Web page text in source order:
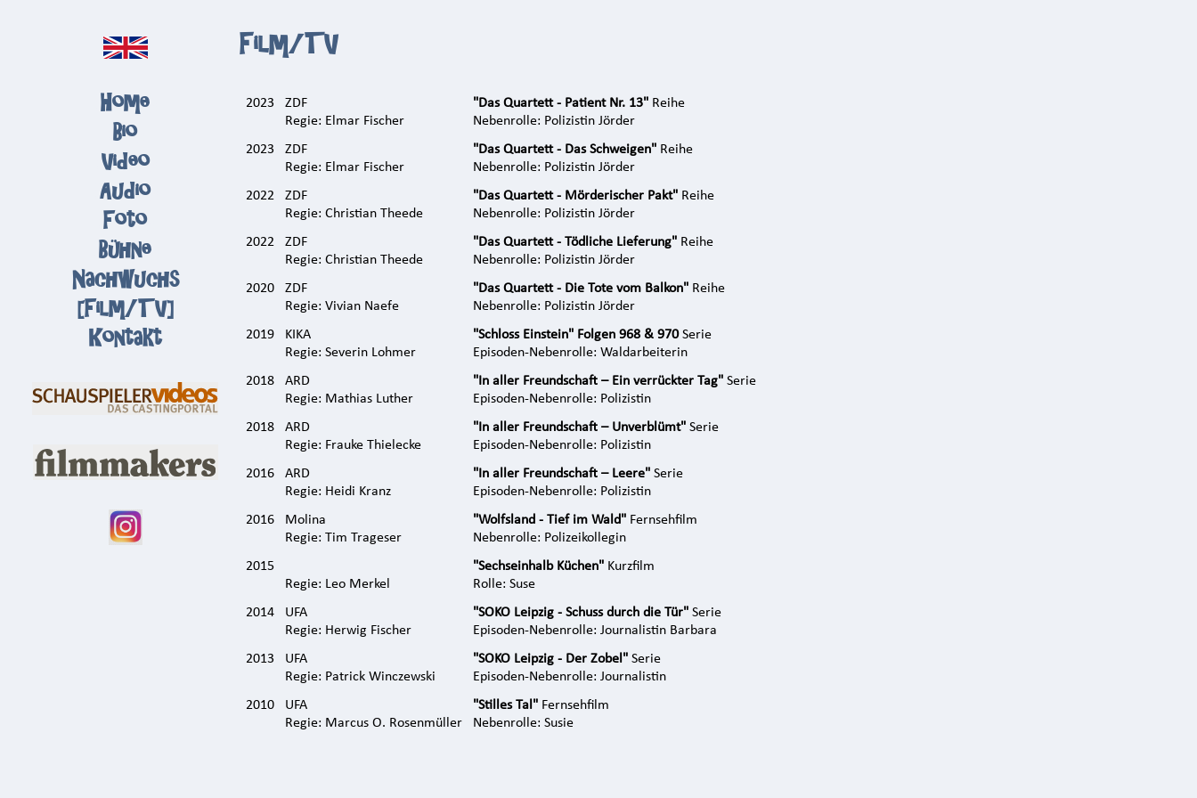
[Home
[Bio]
Video]
[Audio]
[Foto]
[Bühne
Nachwuchs]
[Film/TV]
Kontakt]
Film/TV
2023
ZDF
Regie: Elmar Fischer
"Das Quartett - Patient Nr. 13"Reihe
Nebenrolle: Polizistin Jörder
2023
ZDF
Regie: Elmar Fischer
"Das Quartett - Das Schweigen"Reihe
Nebenrolle: Polizistin Jörder
2022
ZDF
Regie: Christian Theede
"Das Quartett - Mörderischer Pakt"Reihe
Nebenrolle: Polizistin Jörder
2022
ZDF
Regie: Christian Theede
"Das Quartett - Tödliche Lieferung"Reihe
Nebenrolle: Polizistin Jörder
2020
ZDF
Regie: Vivian Naefe
"Das Quartett - Die Tote vom Balkon"Reihe
Nebenrolle: Polizistin Jörder
2019
KIKA
Regie: Severin Lohmer
"Schloss Einstein" Folgen 968 & 970Serie
Episoden-Nebenrolle: Waldarbeiterin
2018
ARD
Regie: Mathias Luther
"In aller Freundschaft – Ein verrückter Tag"Serie
Episoden-Nebenrolle: Polizistin
2018
ARD
Regie: Frauke Thielecke
"In aller Freundschaft – Unverblümt"Serie
Episoden-Nebenrolle: Polizistin
2016
ARD
Regie: Heidi Kranz
"In aller Freundschaft – Leere"Serie
Episoden-Nebenrolle: Polizistin
2016
Molina
Regie: Tim Trageser
"Wolfsland - Tief im Wald"Fernsehfilm
Nebenrolle: Polizeikollegin
2015
Regie: Leo Merkel
"Sechseinhalb Küchen"Kurzfilm
Rolle: Suse
2014
UFA
Regie: Herwig Fischer
"SOKO Leipzig - Schuss durch die Tür"Serie
Episoden-Nebenrolle: Journalistin Barbara
2013
UFA
Regie: Patrick Winczewski
"SOKO Leipzig - Der Zobel"Serie
Episoden-Nebenrolle: Journalistin
2010
UFA
Regie: Marcus O. Rosenmüller
"Stilles Tal"Fernsehfilm
Nebenrolle: Susie